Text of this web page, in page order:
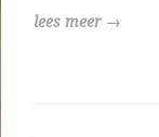
lees meer →